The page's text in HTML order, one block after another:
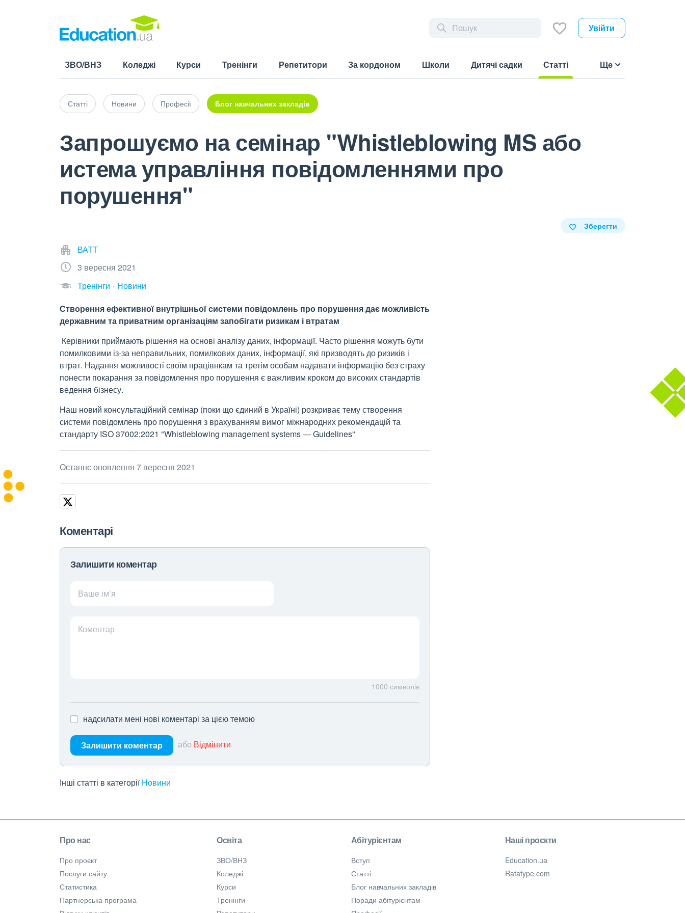
Увійти
ЗВО/ВНЗ Коледжі Курси Тренінги Репетитори За кордоном Школи Дитячі садки
Статті
Ще
Статті Новини Професії Блог навчальних закладів
Запрошуємо на семінар "Whistleblowing MS або
истема управління повідомленнями про
порушення"
Зберегти
ВАТТ
3 вересня 2021
Тренінги
Новини
Створення ефективної внутрішньої системи повідомлень про порушення дає можливість
державним та приватним організаціям запобігати ризикам і втратам
Керівники приймають рішення на основі аналізу даних, інформації. Часто рішення можуть бути
помилковими із-за неправильних, помилкових даних, інформації, які призводять до ризиків і
втрат. Надання можливості своїм працівнкам та третім особам надавати інформацію без страху
понести покарання за повідомлення про порушення є важливим кроком до високих стандартів
ведення бізнесу.
Наш новий консультаційний семінар (поки що єдиний в Україні) розкриває тему створення
системи повідомлень про порушення з врахуванням вимог міжнародних рекомендацій та
стандарту ISO 37002:2021 "Whistleblowing management systems — Guidelines"
Останнє оновлення 7 вересня 2021
Коментарі
Залишити коментар
Ваше ім’я
Коментар
1000 символів
надсилати мені нові коментарі за цією темою
Залишити коментар або Відмінити
Інші статті в категорії Новини
Про нас
Про проєкт
Послуги сайту
Статистика
Партнерська програма
Освіта
ЗВО/ВНЗ
Коледжі
Курси
Тренінги
Абітурієнтам
Вступ
Статті
Блог навчальних закладів
Поради абітурієнтам
Наші проєкти
Education.ua
Ratatype.com